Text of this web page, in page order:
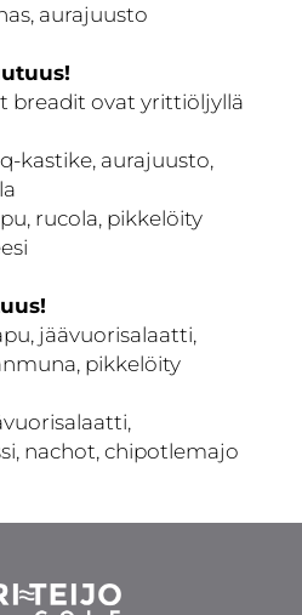
aurajuusto
breadit ovat yrittiöljyllä
kastike, aurajuusto,
rucola, pikkelöity
jäävuorisalaatti,
pikkelöity
nachot, chipotlemajo